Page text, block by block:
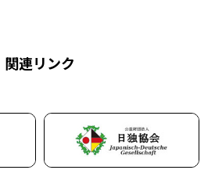
関連リンク